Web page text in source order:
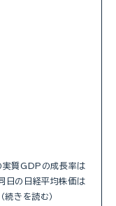
質GDPの成長率は
日の日経平均株価は
きを読む）